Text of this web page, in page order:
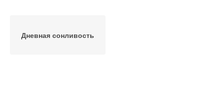
Дневная сонливость